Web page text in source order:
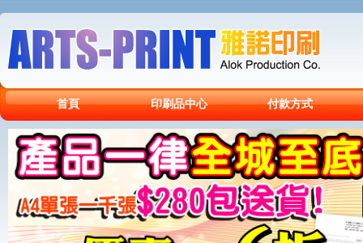
首頁 印刷品中心 付款方式